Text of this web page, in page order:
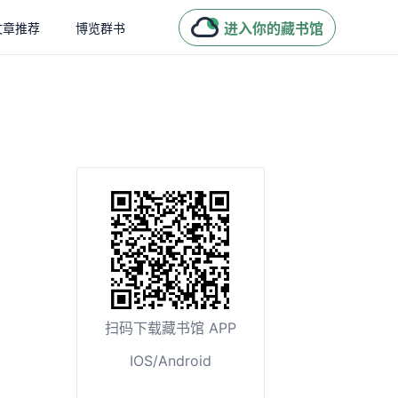
章推荐 博览群书 进入你的藏书馆
扫码下载藏书馆 APP
IOS/Android